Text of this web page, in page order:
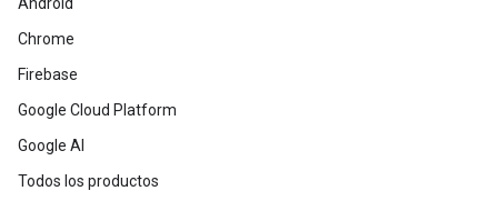
Chrome
Firebase
Google Cloud Platform
Google AI
Todos los productos